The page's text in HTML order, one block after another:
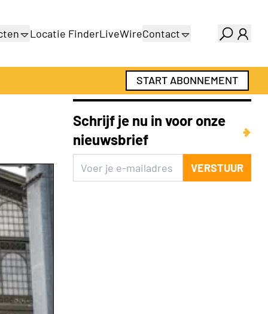
Locatie FinderLiveWireContact
Adverteren
Abonnementen
START ABONNEMENT
Schrijf je nu in voor onze
nieuwsbrief
VERSTUUR